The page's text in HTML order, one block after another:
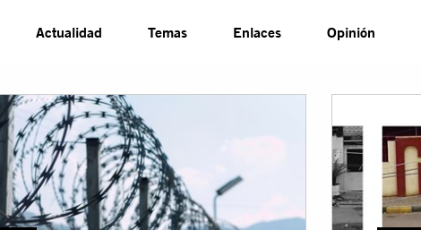
Actualidad Temas Enlaces Opinión